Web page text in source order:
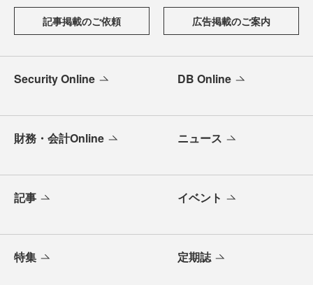
記事掲載のご依頼 広告掲載のご案内
Security Online DB Online
財務・会計Online ニュース
記事 イベント
特集 定期誌